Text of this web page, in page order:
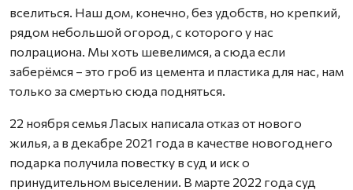
вселиться. Наш дом, конечно, без удобств, но крепкий,
рядом небольшой огород, с которого у нас
полрациона. Мы хоть шевелимся, а сюда если
заберёмся – это гроб из цемента и пластика для нас, нам
только за смертью сюда подняться.
22 ноября семья Ласых написала отказ от нового
жилья, а в декабре 2021 года в качестве новогоднего
подарка получила повестку в суд и иск о
принудительном выселении. В марте 2022 года суд